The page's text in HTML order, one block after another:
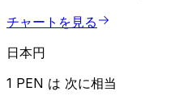
チャートを見る
日本円
1 PEN は 次に相当